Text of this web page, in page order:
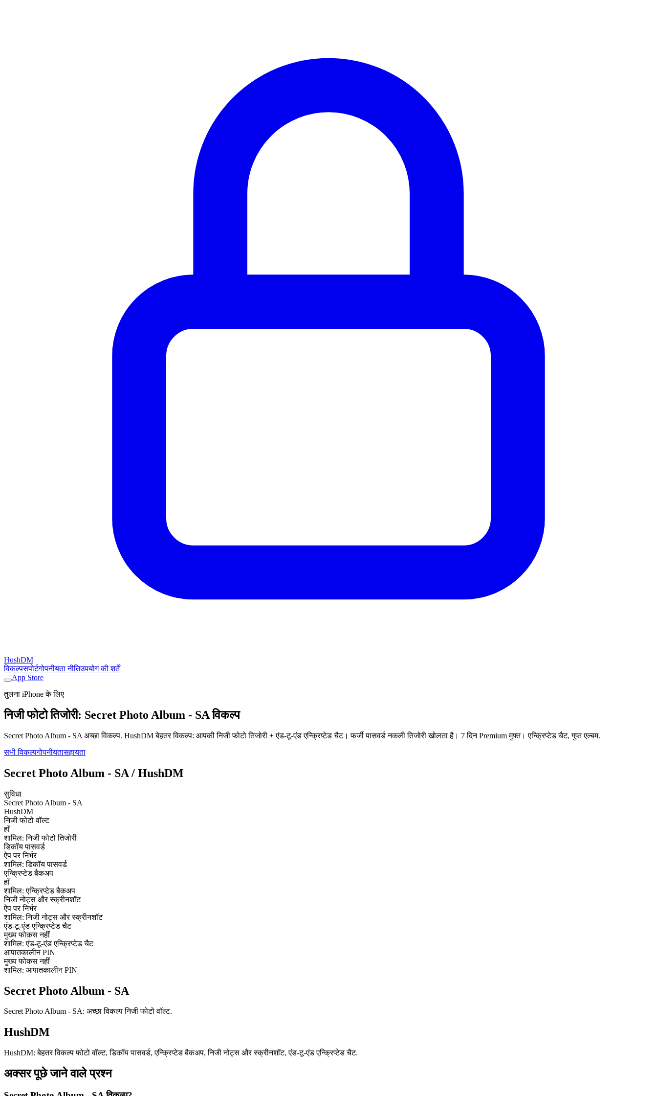
HushDM
विकल्पसपोर्टगोपनीयता नीतिउपयोग की शर्तें
App Store
तुलना iPhone के लिए
निजी फोटो तिजोरी: Secret Photo Album - SA विकल्प
Secret Photo Album - SA अच्छा विकल्प. HushDM बेहतर विकल्प: आपकी निजी फोटो तिजोरी + एंड-टू-एंड एन्क्रिप्टेड चैट। फर्जी पासवर्ड नकली तिजोरी खोलता है। 7 दिन Premium मुफ्त। एन्क्रिप्टेड चैट, गुप्त एल्बम.
सभी विकल्पगोपनीयतासहायता
Secret Photo Album - SA / HushDM
सुविधा
Secret Photo Album - SA
HushDM
निजी फोटो वॉल्ट
हाँ
शामिल: निजी फोटो तिजोरी
डिकॉय पासवर्ड
ऐप पर निर्भर
शामिल: डिकॉय पासवर्ड
एन्क्रिप्टेड बैकअप
हाँ
शामिल: एन्क्रिप्टेड बैकअप
निजी नोट्स और स्क्रीनशॉट
ऐप पर निर्भर
शामिल: निजी नोट्स और स्क्रीनशॉट
एंड-टू-एंड एन्क्रिप्टेड चैट
मुख्य फोकस नहीं
शामिल: एंड-टू-एंड एन्क्रिप्टेड चैट
आपातकालीन PIN
मुख्य फोकस नहीं
शामिल: आपातकालीन PIN
Secret Photo Album - SA
Secret Photo Album - SA: अच्छा विकल्प निजी फोटो वॉल्ट.
HushDM
HushDM: बेहतर विकल्प फोटो वॉल्ट, डिकॉय पासवर्ड, एन्क्रिप्टेड बैकअप, निजी नोट्स और स्क्रीनशॉट, एंड-टू-एंड एन्क्रिप्टेड चैट.
अक्सर पूछे जाने वाले प्रश्न